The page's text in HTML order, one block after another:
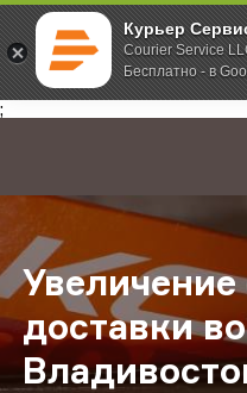
Курьер
Courier Service
Бесплатно - в
;
Главная О компании
Увеличение
доставки во